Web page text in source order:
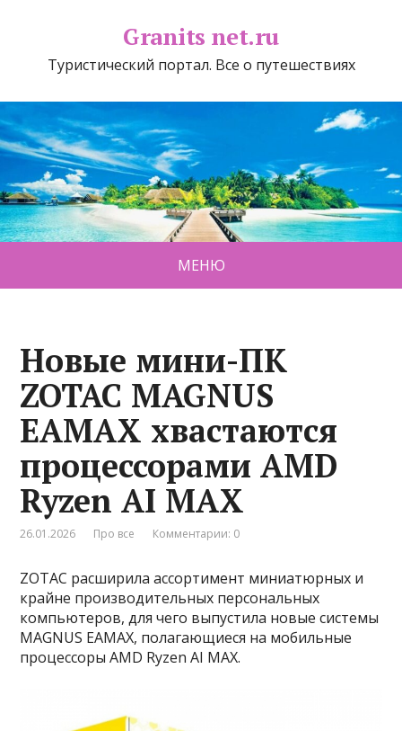
Granits net.ru
Туристический портал. Все о путешествиях
МЕНЮ
Новые мини-ПК
ZOTAC MAGNUS
EAMAX хвастаются
процессорами AMD
Ryzen AI MAX
26.01.2026 Про все Комментарии: 0
ZOTAC расширила ассортимент миниатюрных и
крайне производительных персональных
компьютеров, для чего выпустила новые системы
MAGNUS EAMAX, полагающиеся на мобильные
процессоры AMD Ryzen AI MAX.